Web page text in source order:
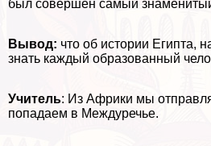
был совершен самый
Вывод: что об истории Египта,
знать каждый образованный
Учитель: Из Африки мы
попадаем в Междуречье.